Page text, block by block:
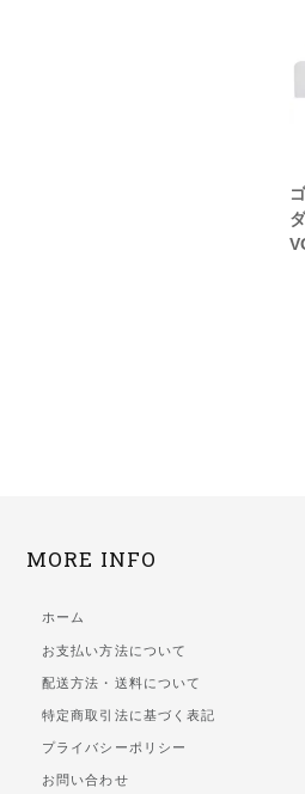
MORE INFO
ホーム
お支払い方法について
配送方法・送料について
特定商取引法に基づく表記
プライバシーポリシー
お問い合わせ